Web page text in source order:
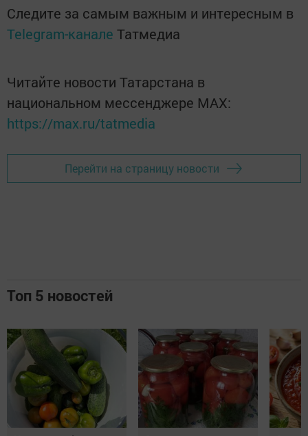
Следите за самым важным и интересным в
Telegram-канале Татмедиа
Читайте новости Татарстана в
национальном мессенджере MАХ:
https://max.ru/tatmedia
Перейти на страницу новости
Топ 5 новостей